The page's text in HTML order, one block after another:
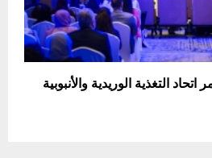
التغذية الوريدية والأنبوبية